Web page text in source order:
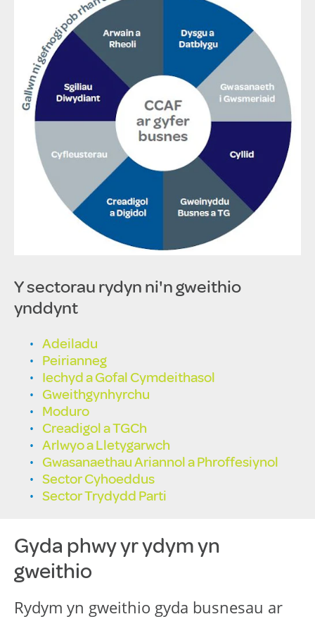
Y sectorau rydyn ni'n gweithio
ynddynt
Adeiladu
Peirianneg
Iechyd a Gofal Cymdeithasol
Gweithgynhyrchu
Moduro
Creadigol a TGCh
Arlwyo a Lletygarwch
Gwasanaethau Ariannol a Phroffesiynol
Sector Cyhoeddus
Sector Trydydd Parti
Gyda phwy yr ydym yn
gweithio
Rydym yn gweithio gyda busnesau ar